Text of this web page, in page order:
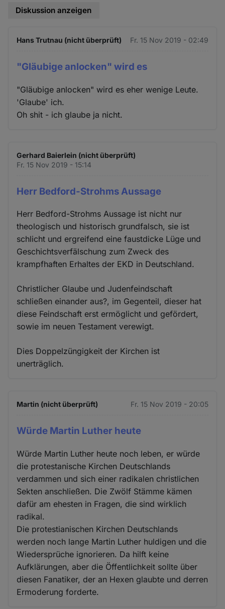
Diskussion anzeigen
Hans Trutnau (nicht überprüft) Fr. 15 Nov 2019 - 02:49
"Gläubige anlocken" wird es
"Gläubige anlocken" wird es eher wenige Leute.
'Glaube' ich.
Oh shit - ich glaube ja nicht.
Gerhard Baierlein (nicht überprüft)
Fr. 15 Nov 2019 - 15:14
Herr Bedford-Strohms Aussage
Herr Bedford-Strohms Aussage ist nicht nur
theologisch und historisch grundfalsch, sie ist
schlicht und ergreifend eine faustdicke Lüge und
Geschichtsverfälschung zum Zweck des
krampfhaften Erhaltes der EKD in Deutschland.
Christlicher Glaube und Judenfeindschaft
schließen einander aus?, im Gegenteil, dieser hat
diese Feindschaft erst ermöglicht und gefördert,
sowie im neuen Testament verewigt.
Dies Doppelzüngigkeit der Kirchen ist
unerträglich.
Martin (nicht überprüft) Fr. 15 Nov 2019 - 20:05
Würde Martin Luther heute
Würde Martin Luther heute noch leben, er würde
die protestanische Kirchen Deutschlands
verdammen und sich einer radikalen christlichen
Sekten anschließen. Die Zwölf Stämme kämen
dafür am ehesten in Fragen, die sind wirklich
radikal.
Die protestianischen Kirchen Deutschlands
werden noch lange Martin Luther huldigen und die
Wiedersprüche ignorieren. Da hilft keine
Aufklärungen, aber die Öffentlichkeit sollte über
diesen Fanatiker, der an Hexen glaubte und derren
Ermoderung forderte.